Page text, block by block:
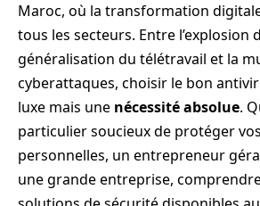
Maroc, où la transformation digitale
tous les secteurs. Entre l’explosion
généralisation du télétravail et la
cyberattaques, choisir le bon
luxe mais une nécessité absolue.
particulier soucieux de protéger
personnelles, un entrepreneur
une grande entreprise,